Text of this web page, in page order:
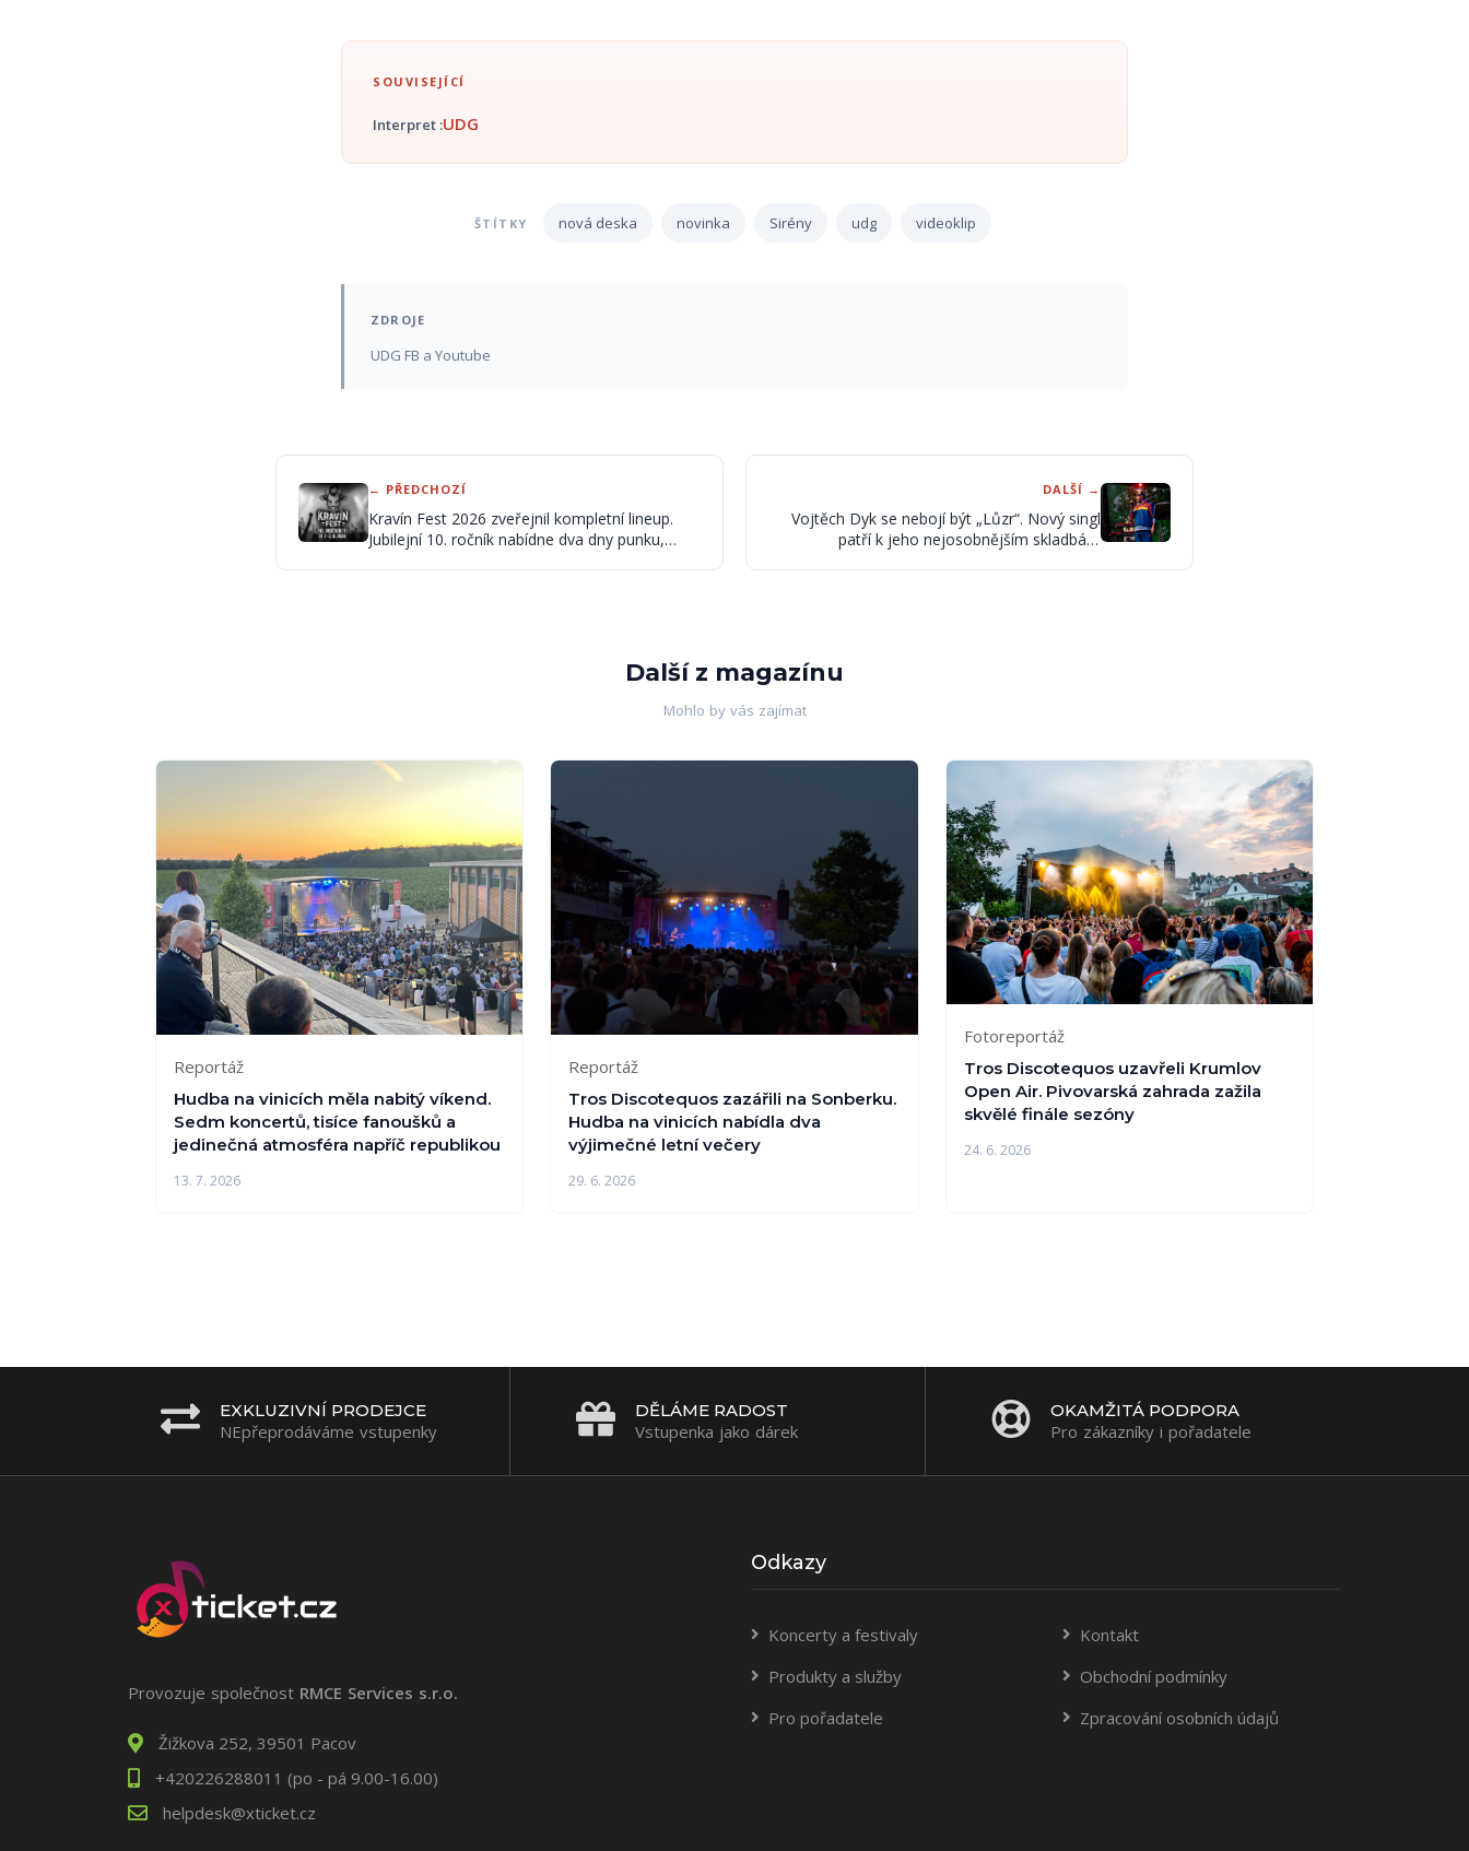
SOUVISEJÍCÍ
Interpret :UDG
ŠTÍTKY nová deska novinka Sirény udg videoklip
ZDROJE
UDG FB a Youtube
← PŘEDCHOZÍ
Kravín Fest 2026 zveřejnil kompletní lineup.
Jubilejní 10. ročník nabídne dva dny punku,
DALŠÍ →
Vojtěch Dyk se nebojí být „Lůzr“. Nový singl
patří k jeho nejosobnějším skladbám
Další z magazínu
Mohlo by vás zajímat
Reportáž
Hudba na vinicích měla nabitý víkend.
Sedm koncertů, tisíce fanoušků a
jedinečná atmosféra napříč republikou
13. 7. 2026
Reportáž
Tros Discotequos zazářili na Sonberku.
Hudba na vinicích nabídla dva
výjimečné letní večery
29. 6. 2026
Fotoreportáž
Tros Discotequos uzavřeli Krumlov
Open Air. Pivovarská zahrada zažila
skvělé finále sezóny
24. 6. 2026
EXKLUZIVNÍ PRODEJCE
NEpřeprodáváme vstupenky
DĚLÁME RADOST
Vstupenka jako dárek
OKAMŽITÁ PODPORA
Pro zákazníky i pořadatele
Provozuje společnost RMCE Services s.r.o.
Žižkova 252, 39501 Pacov
+420226288011 (po - pá 9.00-16.00)
helpdesk@xticket.cz
Odkazy
Koncerty a festivaly
Produkty a služby
Pro pořadatele
Kontakt
Obchodní podmínky
Zpracování osobních údajů